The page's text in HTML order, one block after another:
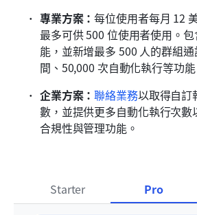
專業方案：每位使用者每月 12
最多可供 500 位使用者使用。
能，並新增最多 500 人的群組
間、50,000 次自動化執行等功能
企業方案：聯絡業務以取得自訂
數，並提供更多自動化執行次數
合規性與管理功能。
Starter Pro